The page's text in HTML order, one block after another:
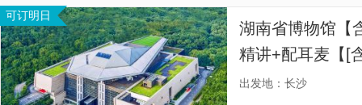
可订明日
湖南省博物馆【
精讲+配耳麦【[
游细致解读文物
出发地：长沙